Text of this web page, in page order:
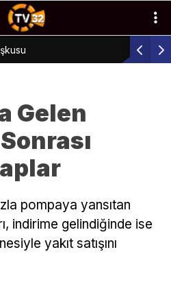
Gökgöz,
Gelen
pompaya yansıtan
indirime gelindiğinde ise
yakıt satışını